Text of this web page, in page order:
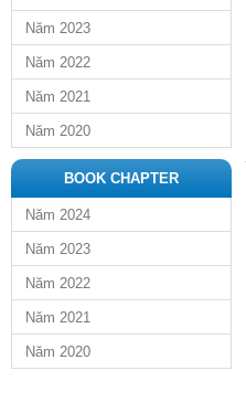
Năm 2023
Năm 2022
Năm 2021
Năm 2020
BOOK CHAPTER
Năm 2024
Năm 2023
Năm 2022
Năm 2021
Năm 2020